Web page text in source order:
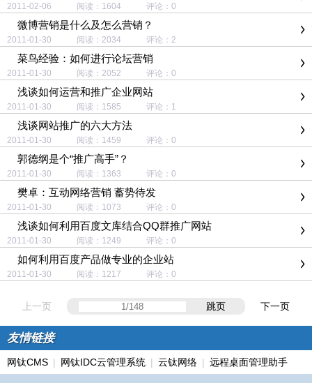
2011-02-06 阅读：1604 评论：0
微博营销是什么及怎么营销？
2011-01-30 阅读：2034 评论：2
菜鸟经验：如何进行论坛营销
2011-01-30 阅读：2052 评论：0
浅谈如何运营和推广企业网站
2011-01-30 阅读：1585 评论：1
浅谈网站推广的六大方法
2011-01-30 阅读：1459 评论：0
郭德纲是个“推广高手”？
2011-01-30 阅读：1363 评论：0
樊卓：互动网络营销 蓄势待发
2011-01-30 阅读：1073 评论：0
浅谈如何利用百度文库结合QQ群推广网站
2011-01-30 阅读：1249 评论：0
如何利用百度产品做专业的企业站
2011-01-30 阅读：1217 评论：0
上一页 跳页 下一页
友情链接
网钛CMS | 网钛IDC云管理系统 | 云钛网络 | 远程桌面管理助手